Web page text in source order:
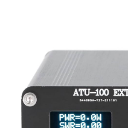
Accessoires & Antennes
Par Secteur Activité